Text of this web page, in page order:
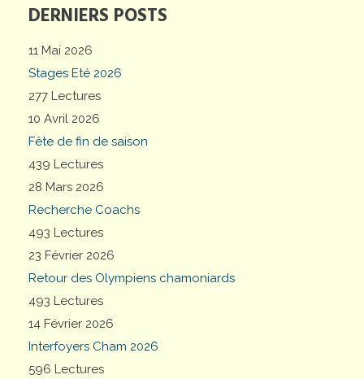
DERNIERS POSTS
11 Mai 2026
Stages Eté 2026
277 Lectures
10 Avril 2026
Fête de fin de saison
439 Lectures
28 Mars 2026
Recherche Coachs
493 Lectures
23 Février 2026
Retour des Olympiens chamoniards
493 Lectures
14 Février 2026
Interfoyers Cham 2026
596 Lectures